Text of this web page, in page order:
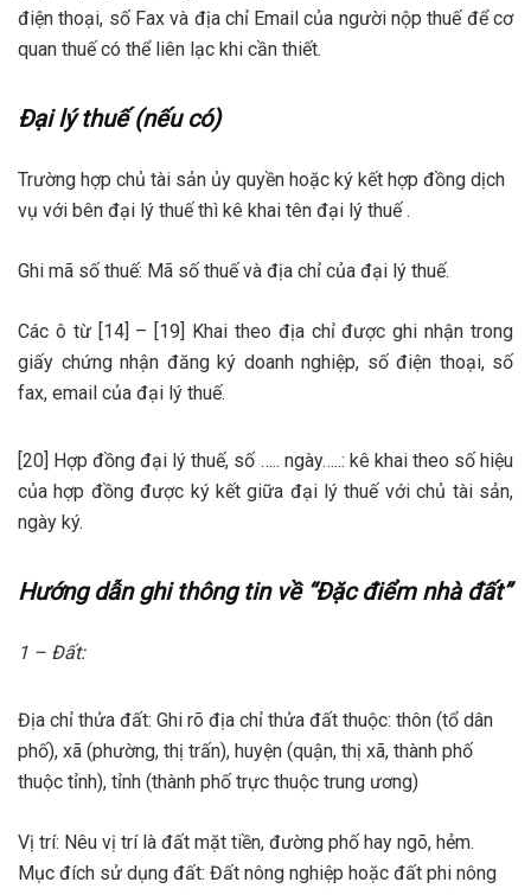
điện thoại, số Fax và địa chỉ Email của người nộp thuế để cơ
quan thuế có thể liên lạc khi cần thiết.
Đại lý thuế (nếu có)
Trường hợp chủ tài sản ủy quyền hoặc ký kết hợp đồng dịch
vụ với bên đại lý thuế thì kê khai tên đại lý thuế .
Ghi mã số thuế: Mã số thuế và địa chỉ của đại lý thuế.
Các ô từ [14] – [19] Khai theo địa chỉ được ghi nhận trong
giấy chứng nhận đăng ký doanh nghiệp, số điện thoại, số
fax, email của đại lý thuế.
[20] Hợp đồng đại lý thuế, số ….. ngày…..: kê khai theo số hiệu
của hợp đồng được ký kết giữa đại lý thuế với chủ tài sản,
ngày ký.
Hướng dẫn ghi thông tin về “Đặc điểm nhà đất”
1 – Đất:
Địa chỉ thửa đất: Ghi rõ địa chỉ thửa đất thuộc: thôn (tổ dân
phố), xã (phường, thị trấn), huyện (quận, thị xã, thành phố
thuộc tỉnh), tỉnh (thành phố trực thuộc trung ương)
Vị trí: Nêu vị trí là đất mặt tiền, đường phố hay ngõ, hẻm.
Mục đích sử dụng đất: Đất nông nghiệp hoặc đất phi nông